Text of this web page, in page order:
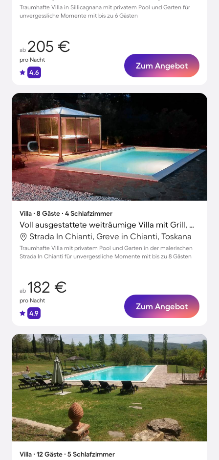
Traumhafte Villa in Sillicagnana mit privatem Pool und Garten für
unvergessliche Momente mit bis zu 6 Gästen
ab 205 €
pro Nacht
4.6
Zum Angebot
Villa ∙ 8 Gäste ∙ 4 Schlafzimmer
Voll ausgestattete weiträumige Villa mit Grill, Garten und privatem Pool | Ideal für Homeoffice | Haustiere sind willkommen
Strada In Chianti, Greve in Chianti, Toskana
Traumhafte Villa mit privatem Pool und Garten in der malerischen
Strada In Chianti für unvergessliche Momente mit bis zu 8 Gästen
ab 182 €
pro Nacht
4.9
Zum Angebot
Villa ∙ 12 Gäste ∙ 5 Schlafzimmer